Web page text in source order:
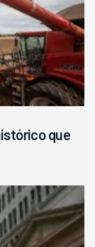
que